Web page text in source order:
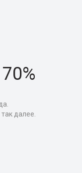
далее.